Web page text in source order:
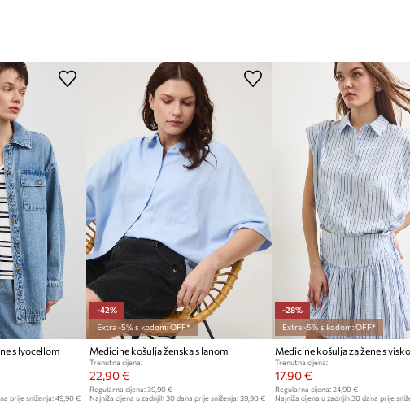
suptilan i ženstven ukras
jedinstven karakter
formalni karakter košulje
Proizvođač
s lyocellom
prije sniženja:49,90 €
-42%
Extra -5% s kodom: OFF*
Medicine košulja ženska s lanom
Trenutna cijena:
22,90 €
Regularna cijena: 39,90 €
Najniža cijena u zadnjih 30 dana prije sniženja: 39,90 €
-28%
Extra -5% s kodom: OFF*
Medicine košulja za žene s
Trenutna cijena:
17,90 €
Regularna cijena: 24,90 €
Najniža cijena u zadnjih 30 dana prije